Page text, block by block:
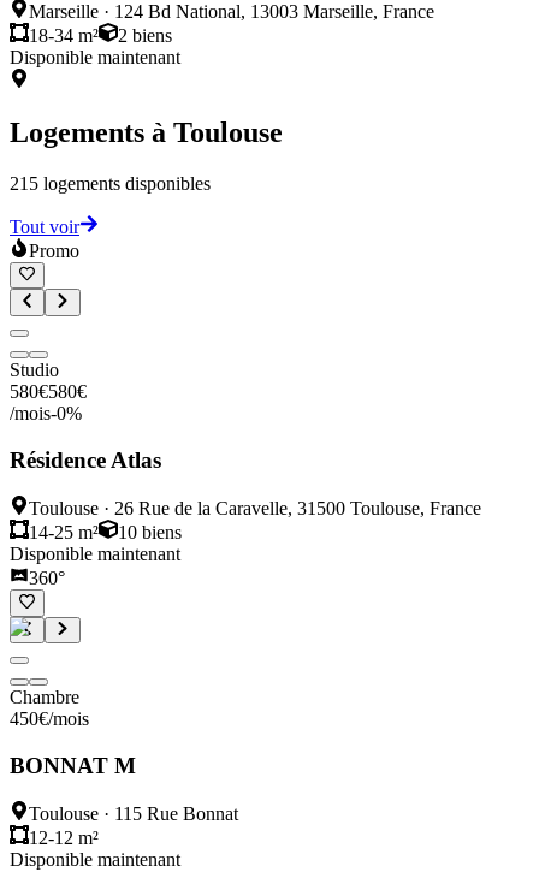
Marseille · 124 Bd National, 13003 Marseille, France
18-34 m²
2 biens
Disponible maintenant
Logements à Toulouse
215 logements disponibles
Tout voir
Promo
Studio
580€580€
/mois-0%
Résidence Atlas
Toulouse · 26 Rue de la Caravelle, 31500 Toulouse, France
14-25 m²
10 biens
Disponible maintenant
360°
Chambre
450€/mois
BONNAT M
Toulouse · 115 Rue Bonnat
12-12 m²
Disponible maintenant